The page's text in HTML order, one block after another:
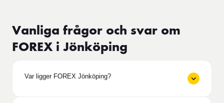
Vanliga frågor och svar om
FOREX i Jönköping
Var ligger FOREX Jönköping?